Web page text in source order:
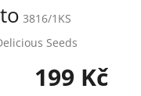
3816/1KS
Seeds
199 Kč